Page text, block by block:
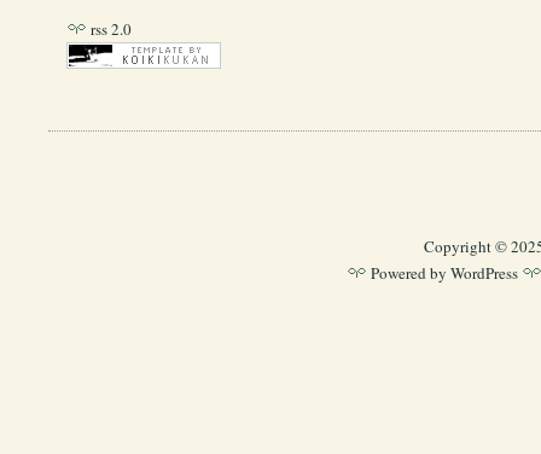
rss 2.0
Copyright ©
Powered by WordPress